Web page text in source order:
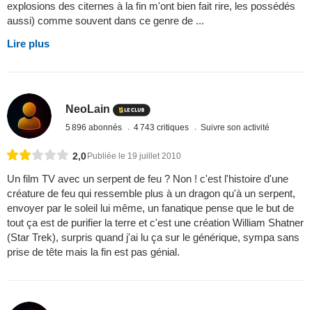
explosions des citernes à la fin m'ont bien fait rire, les possédés
aussi) comme souvent dans ce genre de ...
Lire plus
NeoLain
5 896 abonnés 4 743 critiques Suivre son activité
2,0Publiée le 19 juillet 2010
Un film TV avec un serpent de feu ? Non ! c'est l'histoire d'une
créature de feu qui ressemble plus à un dragon qu'à un serpent,
envoyer par le soleil lui même, un fanatique pense que le but de
tout ça est de purifier la terre et c'est une création William Shatner
(Star Trek), surpris quand j'ai lu ça sur le générique, sympa sans
prise de tête mais la fin est pas génial.